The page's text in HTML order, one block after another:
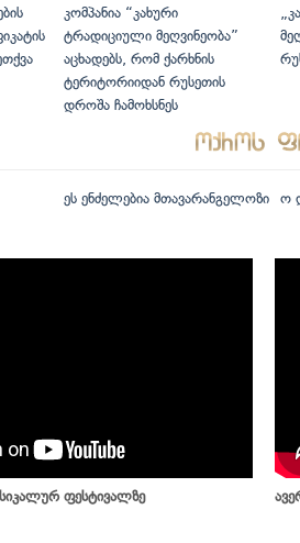
კომპანია “კახური
ტრადიციული მეღვინეობა”
აცხადებს, რომ ქარხნის
ტერიტორიიდან რუსეთის
დროშა ჩამოხსნეს
ეს ენძელებია მთავარანგელოზი ო
ფესტივალზე